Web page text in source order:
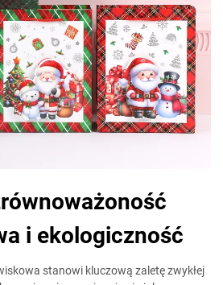
i ekologiczność
stanowi kluczową zaletę zwykłej